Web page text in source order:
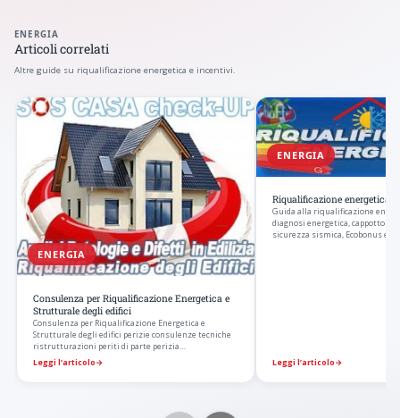
ENERGIA
Articoli correlati
Altre guide su riqualificazione energetica e incentivi.
ENERGIA
Consulenza per Riqualificazione Energetica e
Strutturale degli edifici
Consulenza per Riqualificazione Energetica e
Strutturale degli edifici perizie consulenze tecniche
ristrutturazioni periti di parte perizia…
Leggi l’articolo→
ENERGIA
Riqualificazione energetica
Guida alla riqualificazione
diagnosi energetica, cappotto e
sicurezza sismica, Ecobonus e
Leggi l’articolo→